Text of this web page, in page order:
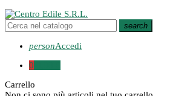
search
personAccedi
0
Carrello